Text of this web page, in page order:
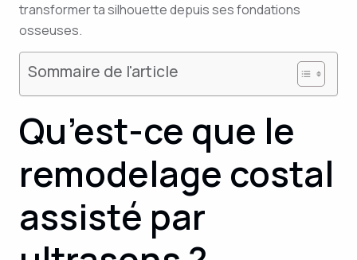
transformer ta silhouette depuis ses fondations
osseuses.
Sommaire de l'article
Qu’est-ce que le
remodelage costal
assisté par